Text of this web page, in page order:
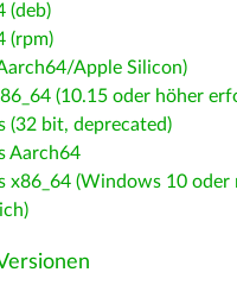
(deb)
(rpm)
Apple Silicon)
(10.15 oder höher
(32 bit, deprecated)
Aarch64
x86_64 (Windows 10 oder